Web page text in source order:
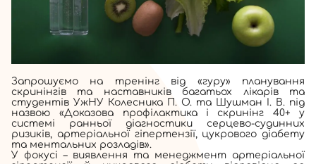
Запрошуємо на тренінг від «гуру» планування
скринінгів та наставників багатьох лікарів та
студентів УжНУ Колесника П. О. та Шушман І. В. під
назвою «Доказова профілактика і скринінг 40+ у
системі ранньої діагностики серцево-судинних
ризиків, артеріальної гіпертензії, цукрового діабету
та ментальних розладів».
У фокусі – виявлення та менеджмент артеріальної